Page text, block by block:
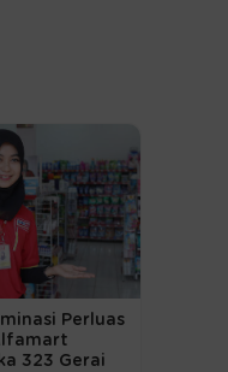
Perluas
323 Gerai